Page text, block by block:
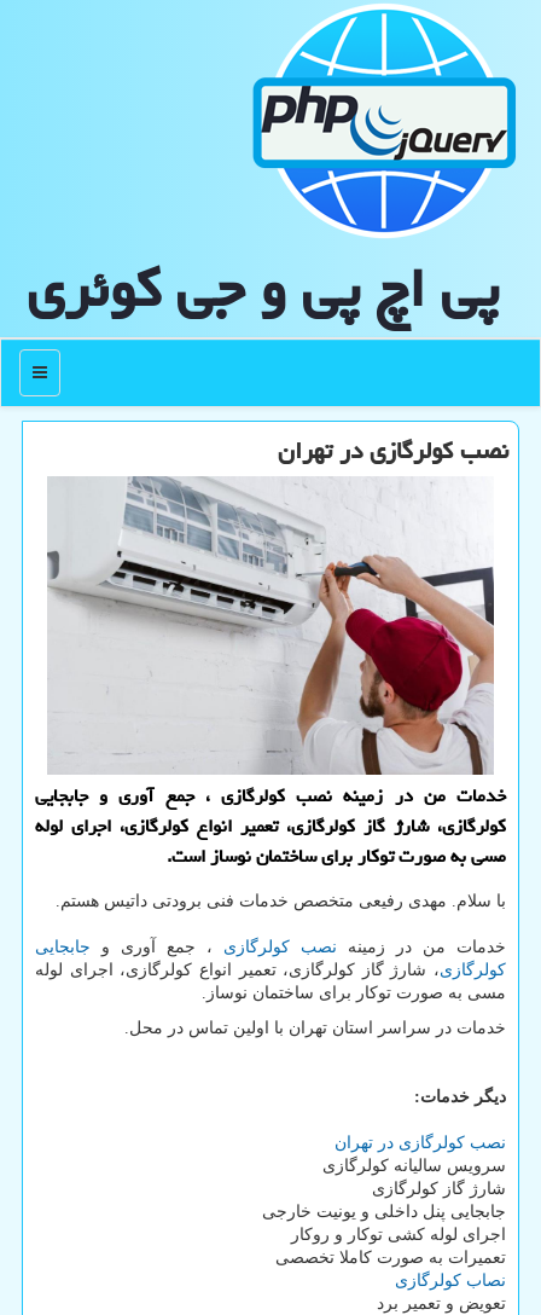
پی اچ پی و جی كوئری
منو
نصب كولرگازی در تهران
خدمات من در زمینه نصب كولرگازی ، جمع آوری و جابجایی
كولرگازی، شارژ گاز كولرگازی، تعمیر انواع كولرگازی، اجرای لوله
مسی به صورت توكار برای ساختمان نوساز است.
با سلام. مهدی رفیعی متخصص خدمات فنی برودتی داتیس هستم.
خدمات من در زمینه نصب کولرگازی ، جمع آوری و جابجایی
کولرگازی، شارژ گاز کولرگازی، تعمیر انواع کولرگازی، اجرای لوله
مسی به صورت توکار برای ساختمان نوساز.
خدمات در سراسر استان تهران با اولین تماس در محل.
دیگر خدمات:
نصب کولرگازی در تهران
سرویس سالیانه کولرگازی
شارژ گاز کولرگازی
جابجایی پنل داخلی و یونیت خارجی
اجرای لوله کشی توکار و روکار
تعمیرات به صورت کاملا تخصصی
نصاب کولرگازی
تعویض و تعمیر برد